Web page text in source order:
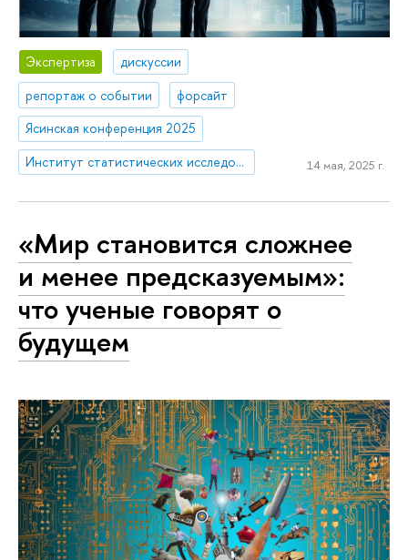
Экспертиза
дискуссии
репортаж о событии
форсайт
Ясинская конференция 2025
Институт статистических исследований и экономики знаний
14 мая, 2025 г.
«Мир становится сложнее
и менее предсказуемым»:
что ученые говорят о
будущем